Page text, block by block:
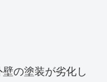
の塗装が劣化し